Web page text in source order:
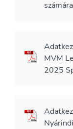
számára
MVM
2025